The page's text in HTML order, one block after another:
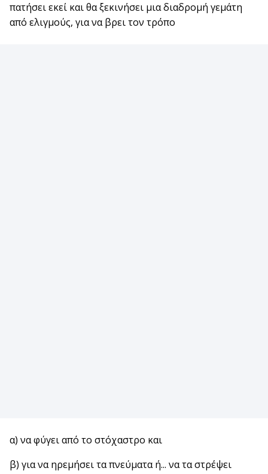
πατήσει εκεί και θα ξεκινήσει μια διαδρομή γεμάτη
από ελιγμούς, για να βρει τον τρόπο
α) να φύγει από το στόχαστρο και
β) για να ηρεμήσει τα πνεύματα ή... να τα στρέψει